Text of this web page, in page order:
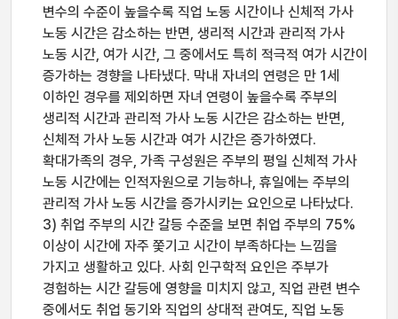
변수의 수준이 높을수록 직업 노동 시간이나 신체적 가사
노동 시간은 감소하는 반면, 생리적 시간과 관리적 가사
노동 시간, 여가 시간, 그 중에서도 특히 적극적 여가 시간이
증가하는 경향을 나타냈다. 막내 자녀의 연령은 만 1세
이하인 경우를 제외하면 자녀 연령이 높을수록 주부의
생리적 시간과 관리적 가사 노동 시간은 감소하는 반면,
신체적 가사 노동 시간과 여가 시간은 증가하였다.
확대가족의 경우, 가족 구성원은 주부의 평일 신체적 가사
노동 시간에는 인적자원으로 기능하나, 휴일에는 주부의
관리적 가사 노동 시간을 증가시키는 요인으로 나타났다.
3) 취업 주부의 시간 갈등 수준을 보면 취업 주부의 75%
이상이 시간에 자주 쫓기고 시간이 부족하다는 느낌을
가지고 생활하고 있다. 사회 인구학적 요인은 주부가
경험하는 시간 갈등에 영향을 미치지 않고, 직업 관련 변수
중에서도 취업 동기와 직업의 상대적 관여도, 직업 노동